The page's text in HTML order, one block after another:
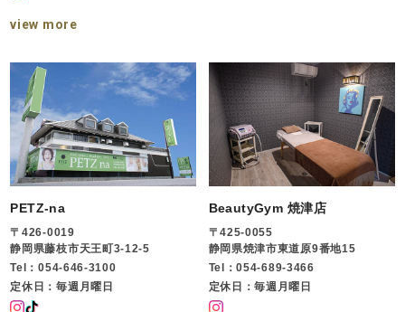
view more
PETZ-na
〒426-0019
静岡県藤枝市天王町3-12-5
Tel：054-646-3100
定休日：毎週月曜日
BeautyGym 焼津店
〒425-0055
静岡県焼津市東道原9番地15
Tel：054-689-3466
定休日：毎週月曜日